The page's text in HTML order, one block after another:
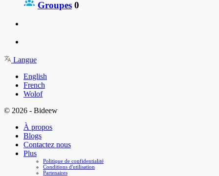
Groupes 0
Langue
English
French
Wolof
© 2026 - Bideew
À propos
Blogs
Contactez nous
Plus
Politique de confidentialité
Conditions d'utilisation
Partenaires